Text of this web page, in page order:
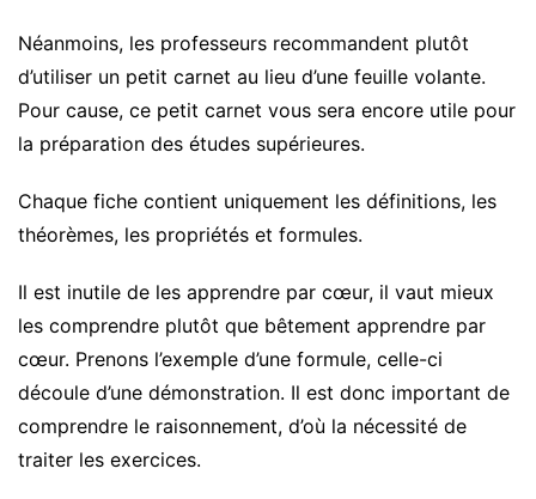
Néanmoins, les professeurs recommandent plutôt
d’utiliser un petit carnet au lieu d’une feuille volante.
Pour cause, ce petit carnet vous sera encore utile pour
la préparation des études supérieures.
Chaque fiche contient uniquement les définitions, les
théorèmes, les propriétés et formules.
Il est inutile de les apprendre par cœur, il vaut mieux
les comprendre plutôt que bêtement apprendre par
cœur. Prenons l’exemple d’une formule, celle-ci
découle d’une démonstration. Il est donc important de
comprendre le raisonnement, d’où la nécessité de
traiter les exercices.